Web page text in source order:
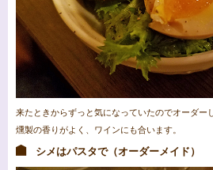
来たときからずっと気になっていたのでオーダー
燻製の香りがよく、ワインにも合います。
シメはパスタで（オーダーメイド）